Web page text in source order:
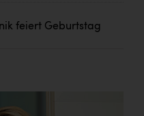
feiert Geburtstag